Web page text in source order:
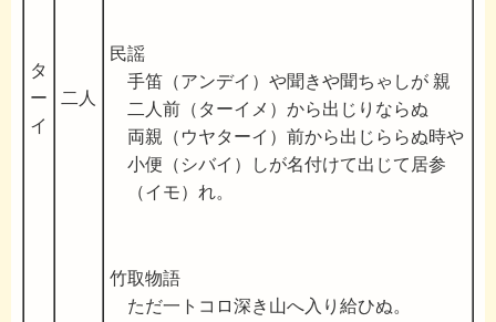
タ
ー
イ
二人
民謡
手笛（アンデイ）や聞きや聞ちゃしが 親
二人前（ターイメ）から出じりならぬ
両親（ウヤターイ）前から出じららぬ時や
小便（シバイ）しが名付けて出じて居参
（イモ）れ。
竹取物語
ただ一トコロ深き山へ入り給ひぬ。